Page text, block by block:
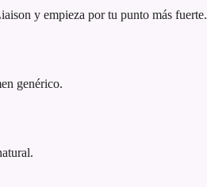
y empieza por tu punto más fuerte.
genérico.